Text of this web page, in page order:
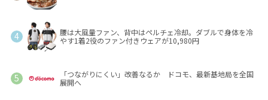
腰は大風量ファン、背中はペルチェ冷却。ダブルで身体を冷
やす1着2役のファン付きウェアが10,980円
「つながりにくい」改善なるか ドコモ、最新基地局を全国
展開へ